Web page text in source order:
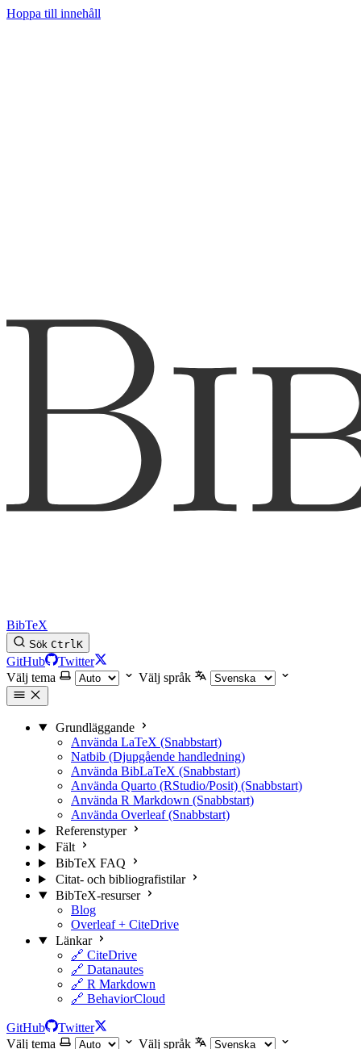
Hoppa till innehåll
BibTeX
Sök CtrlK
GitHub
Twitter
Välj tema
Välj språk
Grundläggande
Använda LaTeX (Snabbstart)
Natbib (Djupgående handledning)
Använda BibLaTeX (Snabbstart)
Använda Quarto (RStudio/Posit) (Snabbstart)
Använda R Markdown (Snabbstart)
Använda Overleaf (Snabbstart)
Referenstyper
Fält
BibTeX FAQ
Citat- och bibliografistilar
BibTeX-resurser
Blog
Overleaf + CiteDrive
Länkar
🔗 CiteDrive
🔗 Datanautes
🔗 R Markdown
🔗 BehaviorCloud
GitHub
Twitter
Välj tema
Välj språk